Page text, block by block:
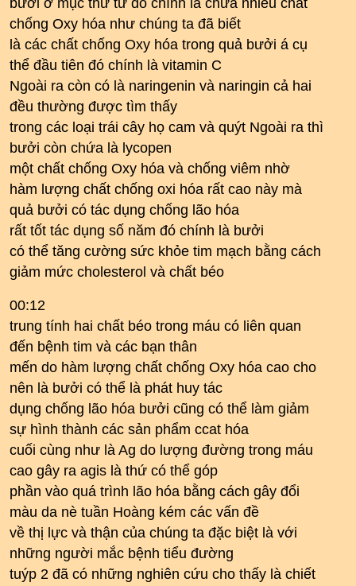
bưởi ở mục thứ tư đó chính là chứa nhiều chất
chống Oxy hóa như chúng ta đã biết
là các chất chống Oxy hóa trong quả bưởi á cụ
thể đầu tiên đó chính là vitamin C
Ngoài ra còn có là naringenin và naringin cả hai
đều thường được tìm thấy
trong các loại trái cây họ cam và quýt Ngoài ra thì
bưởi còn chứa là lycopen
một chất chống Oxy hóa và chống viêm nhờ
hàm lượng chất chống oxi hóa rất cao này mà
quả bưởi có tác dụng chống lão hóa
rất tốt tác dụng số năm đó chính là bưởi
có thể tăng cường sức khỏe tim mạch bằng cách
giảm mức cholesterol và chất béo
00:12
trung tính hai chất béo trong máu có liên quan
đến bệnh tim và các bạn thân
mến do hàm lượng chất chống Oxy hóa cao cho
nên là bưởi có thể là phát huy tác
dụng chống lão hóa bưởi cũng có thể làm giảm
sự hình thành các sản phẩm ccat hóa
cuối cùng như là Ag do lượng đường trong máu
cao gây ra agis là thứ có thể góp
phần vào quá trình lão hóa bằng cách gây đổi
màu da nè tuần Hoàng kém các vấn đề
về thị lực và thận của chúng ta đặc biệt là với
những người mắc bệnh tiểu đường
tuýp 2 đã có những nghiên cứu cho thấy là chiết